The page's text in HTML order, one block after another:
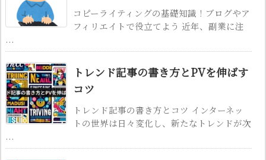
コピーライティングの基礎知識！ブログやア
フィリエイトで役立てよう 近年、副業に注
...
トレンド記事の書き方とPVを伸ばす
コツ
トレンド記事の書き方とコツ インターネッ
トの世界は日々変化し、新たなトレンドが次
...